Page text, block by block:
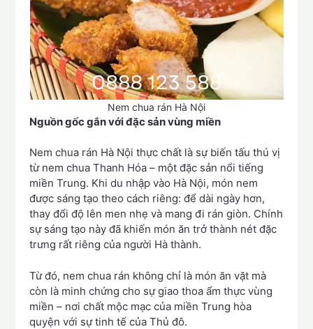
Nem chua rán Hà Nội
Nguồn gốc gắn với đặc sản vùng miền
Nem chua rán Hà Nội thực chất là sự biến tấu thú vị
từ nem chua Thanh Hóa – một đặc sản nổi tiếng
miền Trung. Khi du nhập vào Hà Nội, món nem
được sáng tạo theo cách riêng: để dài ngày hơn,
thay đổi độ lên men nhẹ và mang đi rán giòn. Chính
sự sáng tạo này đã khiến món ăn trở thành nét đặc
trưng rất riêng của người Hà thành.
Từ đó, nem chua rán không chỉ là món ăn vặt mà
còn là minh chứng cho sự giao thoa ẩm thực vùng
miền – nơi chất mộc mạc của miền Trung hòa
quyện với sự tinh tế của Thủ đô.